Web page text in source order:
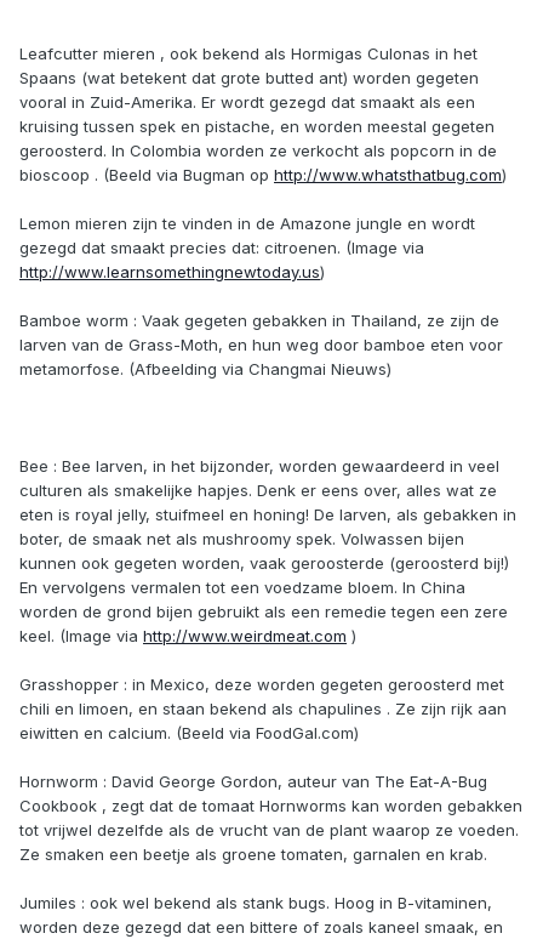
Leafcutter mieren , ook bekend als Hormigas Culonas in het
Spaans (wat betekent dat grote butted ant) worden gegeten
vooral in Zuid-Amerika. Er wordt gezegd dat smaakt als een
kruising tussen spek en pistache, en worden meestal gegeten
geroosterd. In Colombia worden ze verkocht als popcorn in de
bioscoop . (Beeld via Bugman op http://www.whatsthatbug.com)
Lemon mieren zijn te vinden in de Amazone jungle en wordt
gezegd dat smaakt precies dat: citroenen. (Image via
http://www.learnsomethingnewtoday.us)
Bamboe worm : Vaak gegeten gebakken in Thailand, ze zijn de
larven van de Grass-Moth, en hun weg door bamboe eten voor
metamorfose. (Afbeelding via Changmai Nieuws)
Bee : Bee larven, in het bijzonder, worden gewaardeerd in veel
culturen als smakelijke hapjes. Denk er eens over, alles wat ze
eten is royal jelly, stuifmeel en honing! De larven, als gebakken in
boter, de smaak net als mushroomy spek. Volwassen bijen
kunnen ook gegeten worden, vaak geroosterde (geroosterd bij!)
En vervolgens vermalen tot een voedzame bloem. In China
worden de grond bijen gebruikt als een remedie tegen een zere
keel. (Image via http://www.weirdmeat.com )
Grasshopper : in Mexico, deze worden gegeten geroosterd met
chili en limoen, en staan ​​bekend als chapulines . Ze zijn rijk aan
eiwitten en calcium. (Beeld via FoodGal.com)
Hornworm : David George Gordon, auteur van The Eat-A-Bug
Cookbook , zegt dat de tomaat Hornworms kan worden gebakken
tot vrijwel dezelfde als de vrucht van de plant waarop ze voeden.
Ze smaken een beetje als groene tomaten, garnalen en krab.
Jumiles : ook wel bekend als stank bugs. Hoog in B-vitaminen,
worden deze gezegd dat een bittere of zoals kaneel smaak, en